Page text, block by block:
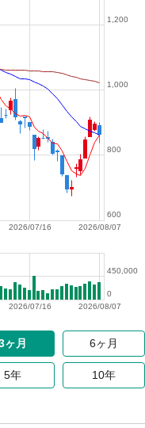
2026/08/07
2026/07/16
600
800
1,000
1,200
2026/08/07
2026/07/16
0
450,000
ヶ月 6ヶ月
5年 10年